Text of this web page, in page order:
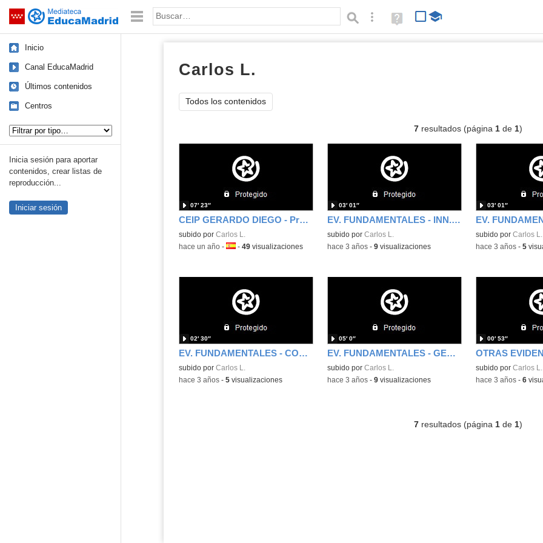
Saltar navegación Palabra o frase: Búsqueda avanzada
Ayuda
(en
Inicio
Canal EducaMadrid
Últimos contenidos
Centros
Inicia sesión para aportar
contenidos, crear listas de
reproducción...
Iniciar sesión
Carlos L.
Todos los contenidos
7resultados (página 1de 1)
CEIP GERARDO DIEGO - Promoción 2024-2025
subido por Carlos L.
07′ 23″
-hace un año- Idioma:
- 49visualizaciones
EV. FUNDAMENTALES - INN. METODOLÓGICA - CARLOS LARA MUÑOZ
subido por Carlos L.
03′ 01″
-hace 3 años- 9visualizaciones
subido por Carlos L.
03′ 01″
-hace 3 años- 5
EV. FUNDAMENTALES - CONTENIDOS DIGITALES 1 - CARLOS LARA MUÑOZ
subido por Carlos L.
02′ 30″
-hace 3 años- 5visualizaciones
EV. FUNDAMENTALES - GESTIÓN PLATAFORMAS - CARLOS LARA MUÑOZ
subido por Carlos L.
05′ 0″
-hace 3 años- 9visualizaciones
subido por Carlos L.
00′ 53″
-hace 3 años- 6
7resultados (página 1de 1)